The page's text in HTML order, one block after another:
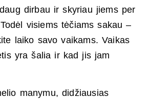
dirbau ir skyriau jiems per
visiems tėčiams sakau –
laiko savo vaikams. Vaikas
yra šalia ir kad jis jam
manymu, didžiausias